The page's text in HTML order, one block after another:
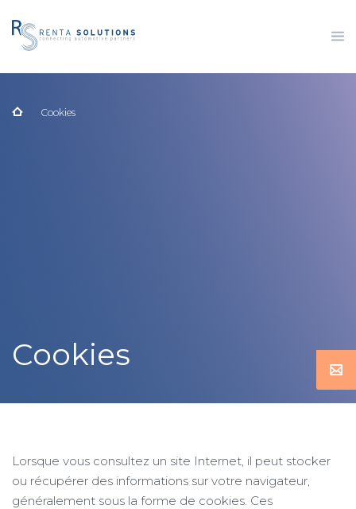
Cookies
Cookies
Lorsque vous consultez un site Internet, il peut stocker
ou récupérer des informations sur votre navigateur,
généralement sous la forme de cookies. Ces